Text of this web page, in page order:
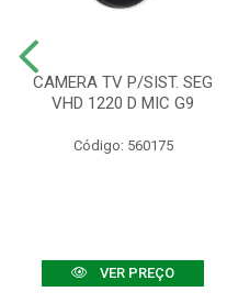
CAMERA TV P/SIST. SEG
VHD 1220 D MIC G9
Código: 560175
VER PREÇO